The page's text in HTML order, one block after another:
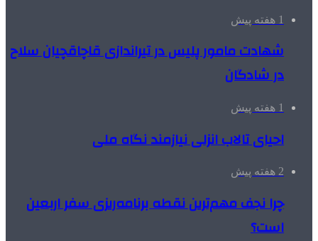
1 هفته پیش
شهادت مامور پلیس در تیراندازی قاچاقچیان سلاح
در شادگان
1 هفته پیش
احیای تالاب انزلی نیازمند نگاه ملی
2 هفته پیش
چرا نجف مهم‌ترین نقطه برنامه‌ریزی سفر اربعین
است؟